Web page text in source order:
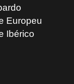
Europeu
Ibérico